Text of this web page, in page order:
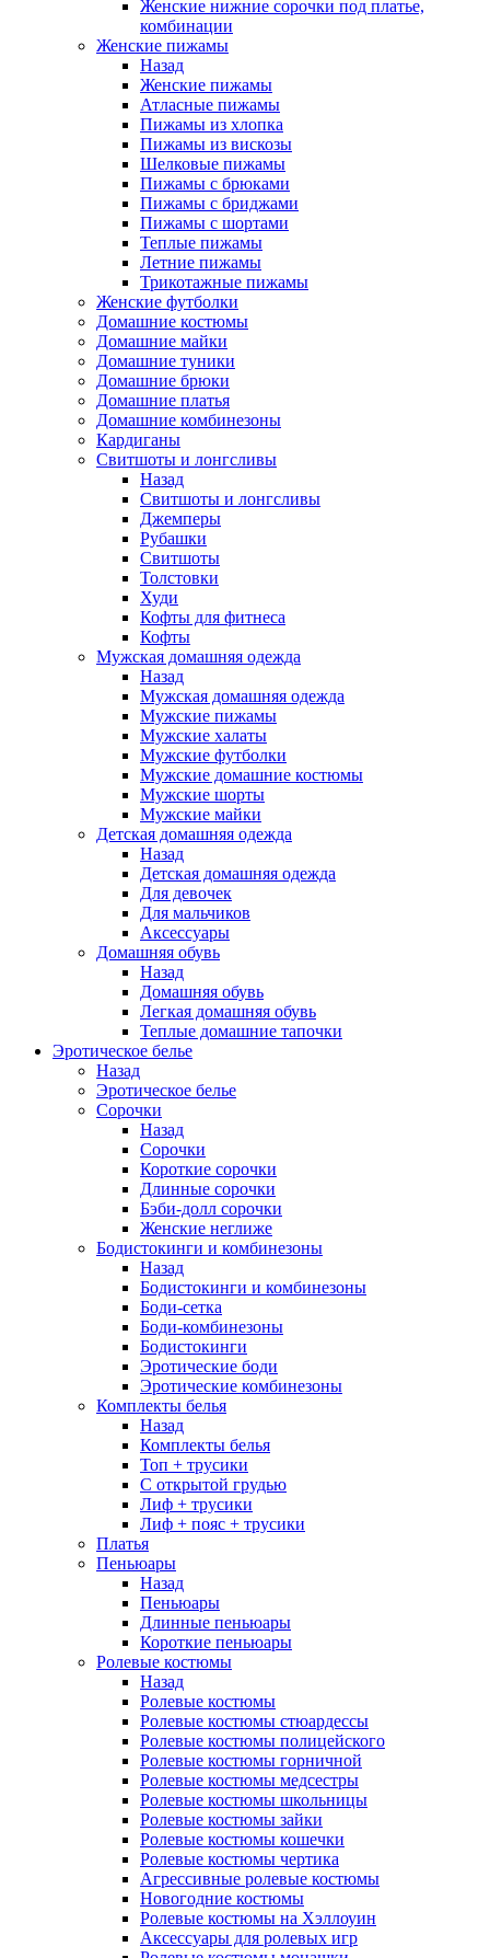
Женские нижние сорочки под платье,
комбинации
Женские пижамы
Назад
Женские пижамы
Атласные пижамы
Пижамы из хлопка
Пижамы из вискозы
Шелковые пижамы
Пижамы с брюками
Пижамы с бриджами
Пижамы с шортами
Теплые пижамы
Летние пижамы
Трикотажные пижамы
Женские футболки
Домашние костюмы
Домашние майки
Домашние туники
Домашние брюки
Домашние платья
Домашние комбинезоны
Кардиганы
Свитшоты и лонгсливы
Назад
Свитшоты и лонгсливы
Джемперы
Рубашки
Свитшоты
Толстовки
Худи
Кофты для фитнеса
Кофты
Мужская домашняя одежда
Назад
Мужская домашняя одежда
Мужские пижамы
Мужские халаты
Мужские футболки
Мужские домашние костюмы
Мужские шорты
Мужские майки
Детская домашняя одежда
Назад
Детская домашняя одежда
Для девочек
Для мальчиков
Аксессуары
Домашняя обувь
Назад
Домашняя обувь
Легкая домашняя обувь
Теплые домашние тапочки
Эротическое белье
Назад
Эротическое белье
Сорочки
Назад
Сорочки
Короткие сорочки
Длинные сорочки
Бэби-долл сорочки
Женские неглиже
Бодистокинги и комбинезоны
Назад
Бодистокинги и комбинезоны
Боди-сетка
Боди-комбинезоны
Бодистокинги
Эротические боди
Эротические комбинезоны
Комплекты белья
Назад
Комплекты белья
Топ + трусики
С открытой грудью
Лиф + трусики
Лиф + пояс + трусики
Платья
Пеньюары
Назад
Пеньюары
Длинные пеньюары
Короткие пеньюары
Ролевые костюмы
Назад
Ролевые костюмы
Ролевые костюмы стюардессы
Ролевые костюмы полицейского
Ролевые костюмы горничной
Ролевые костюмы медсестры
Ролевые костюмы школьницы
Ролевые костюмы зайки
Ролевые костюмы кошечки
Ролевые костюмы чертика
Агрессивные ролевые костюмы
Новогодние костюмы
Ролевые костюмы на Хэллоуин
Аксессуары для ролевых игр